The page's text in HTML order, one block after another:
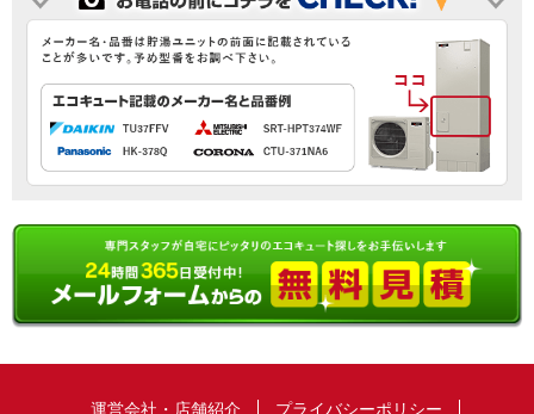
運営会社・店舗紹介 プライバシーポリシー